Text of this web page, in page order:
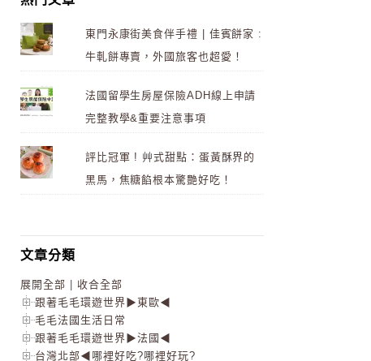
東門永康街美食伴手禮 | 佳賓餅家 :
牛軋餅專賣，外國旅客也超愛！
法國留學生房屋保險ADH線上申請
完整教學&重要注意事項
評比冠軍 ! 艸式甜點：蛋黃酥界的
黑馬，焦糖餡根本驚艷好吃！
文章分類
展開全部
收合全部
跟著毛毛環遊世界▶東歐◀
毛毛法國生活日常
跟著毛毛環遊世界▶法國◀
台灣北部◀哪裡好吃?哪裡好玩?